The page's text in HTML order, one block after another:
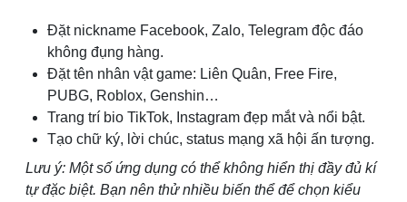
Đặt nickname Facebook, Zalo, Telegram độc đáo
không đụng hàng.
Đặt tên nhân vật game: Liên Quân, Free Fire,
PUBG, Roblox, Genshin…
Trang trí bio TikTok, Instagram đẹp mắt và nổi bật.
Tạo chữ ký, lời chúc, status mạng xã hội ấn tượng.
Lưu ý: Một số ứng dụng có thể không hiển thị đầy đủ kí
tự đặc biệt. Bạn nên thử nhiều biến thể để chọn kiểu